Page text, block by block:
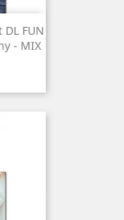
DL FUN
- MIX